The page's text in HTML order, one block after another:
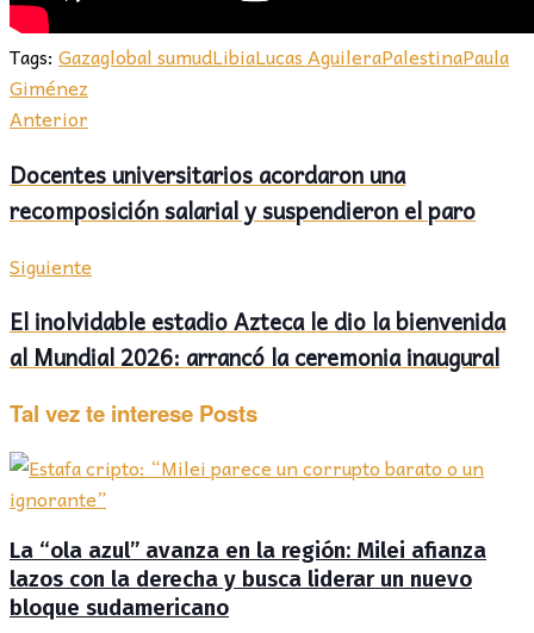
Tags: Gazaglobal sumudLibiaLucas AguileraPalestinaPaula
Giménez
Anterior
Docentes universitarios acordaron una
recomposición salarial y suspendieron el paro
Siguiente
El inolvidable estadio Azteca le dio la bienvenida
al Mundial 2026: arrancó la ceremonia inaugural
Tal vez te interese Posts
La “ola azul” avanza en la región: Milei afianza
lazos con la derecha y busca liderar un nuevo
bloque sudamericano